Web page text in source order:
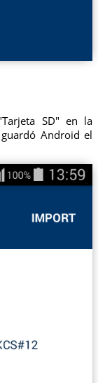
SD" en la
Android el